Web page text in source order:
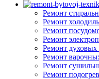
Ремонт
Ремонт
Ремонт
Ремонт
Ремонт
Ремонт
Ремонт
Ремонт